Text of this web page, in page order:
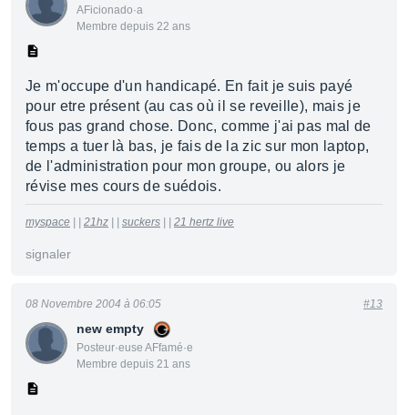
AFicionado·a
Membre depuis 22 ans
Je m'occupe d'un handicapé. En fait je suis payé
pour etre présent (au cas où il se reveille), mais je
fous pas grand chose. Donc, comme j'ai pas mal de
temps a tuer là bas, je fais de la zic sur mon laptop,
de l'administration pour mon groupe, ou alors je
révise mes cours de suédois.
myspace 21hz suckers 21 hertz live
signaler
new empty
Posteur·euse AFfamé·e
Membre depuis 21 ans
08 Novembre 2004 à 06:05 #13